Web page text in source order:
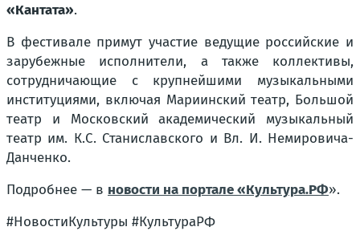
«Кантата».
В фестивале примут участие ведущие российские и
зарубежные исполнители, а также коллективы,
сотрудничающие с крупнейшими музыкальными
институциями, включая Мариинский театр, Большой
театр и Московский академический музыкальный
театр им. К.С. Станиславского и Вл. И. Немировича-
Данченко.
Подробнее — в новости на портале «Культура.РФ».
#НовостиКультуры #КультураРФ